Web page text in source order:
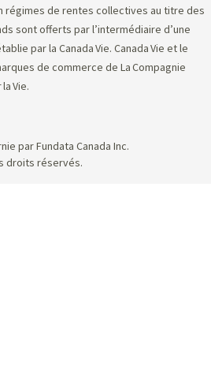
régimes de rentes collectives au titre des
sont offerts par l’intermédiaire d’une
par la Canada Vie. Canada Vie et le
de commerce de La Compagnie
Vie.
par Fundata Canada Inc.
droits réservés.